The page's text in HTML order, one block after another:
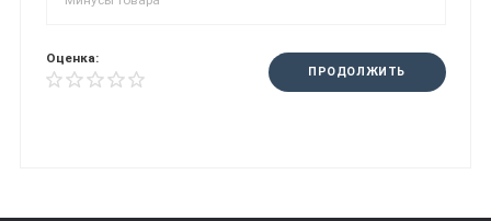
Оценка:
ПРОДОЛЖИТЬ